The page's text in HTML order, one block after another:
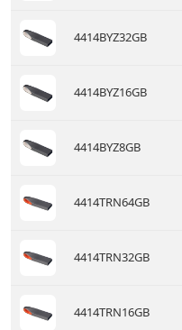
4414BYZ32GB
4414BYZ16GB
4414BYZ8GB
4414TRN64GB
4414TRN32GB
4414TRN16GB